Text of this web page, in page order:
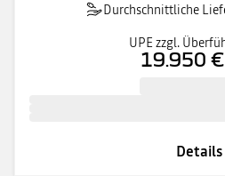
Durchschnittliche
UPE zzgl.
19.950 €
Details